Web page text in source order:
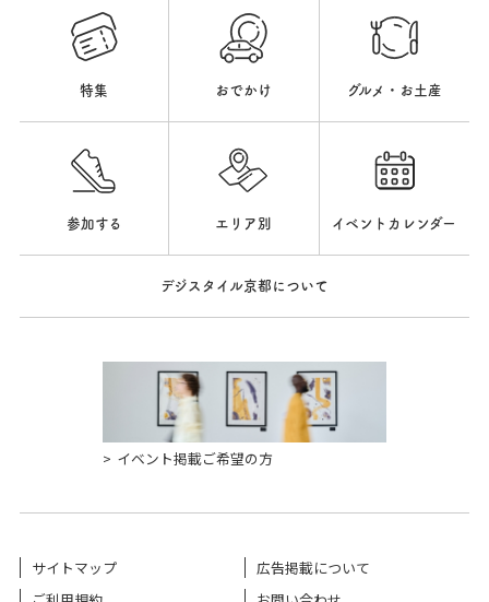
特集 おでかけ グルメ・お土産
参加する エリア別 イベントカレンダー
デジスタイル京都について
イベント掲載ご希望の方
サイトマップ
広告掲載について